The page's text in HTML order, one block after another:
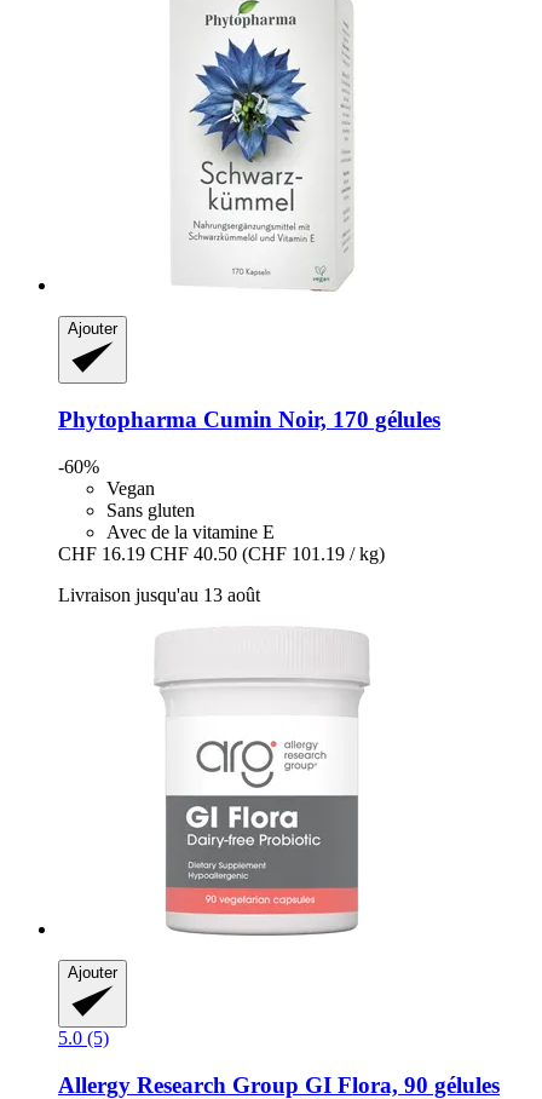
Ajouter
Phytopharma Cumin Noir, 170 gélules
-60%
Vegan
Sans gluten
Avec de la vitamine E
CHF 16.19 CHF 40.50 (CHF 101.19 / kg)
Livraison jusqu'au 13 août
Ajouter
5.0 (5)
Allergy Research Group GI Flora, 90 gélules